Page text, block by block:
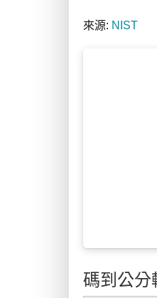
來源: NIST
碼到公分